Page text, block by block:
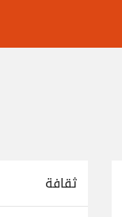
ثقافة